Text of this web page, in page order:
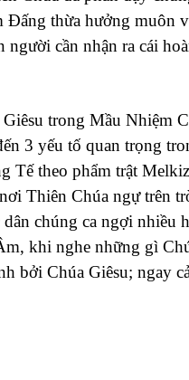
thừa hưởng muôn
cần nhận ra cái
trong Mầu Nhiệm
3 yếu tố quan trọng
theo phẩm trật
Thiên Chúa ngự trên
chúng ca ngợi nhiều
khi nghe những gì
bởi Chúa Giêsu; ngay